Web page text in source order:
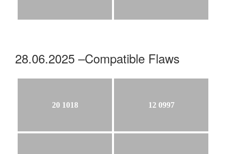
28.06.2025 –Compatible Flaws
20 1018 12 0997